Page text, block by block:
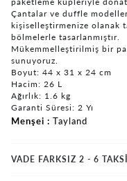
Çantalar ve duffle
kişiselleştirmenize olanak
bölmelerle tasarlanmıştır.
Mükemmelleştirilmiş bir
sunuyoruz.
Boyut: 44 x 31 x 24 cm
Hacim: 26 L
Ağırlık: 1.6 kg
Garanti Süresi: 2 Yı
Menşei Tayland
VADE FARKSIZ 2 - 6